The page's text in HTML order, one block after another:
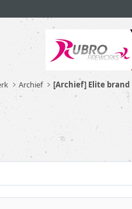
Archief [Archief] Elite brand